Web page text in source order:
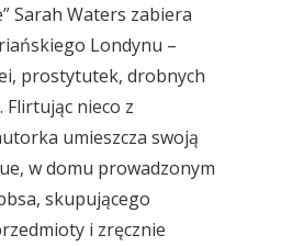
Sarah Waters zabiera
Londynu –
prostytutek, drobnych
Flirtując nieco z
umieszcza swoją
w domu prowadzonym
skupującego
i zręcznie